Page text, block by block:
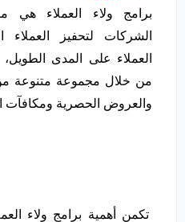
برامج ولاء العملاء هي
الشركات لتحفيز العملاء
العملاء على المدى الطويل،
من خلال مجموعة متنوعة
والعروض الحصرية ومكافآت
تكمن أهمية برامج ولاء